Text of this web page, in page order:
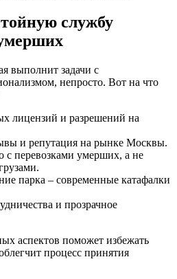
службу
выполнит задачи с
непросто. Вот на что
лицензий и разрешений на
и репутация на рынке Москвы.
перевозками умерших, а не
парка – современные катафалки
и прозрачное
аспектов поможет избежать
процесс принятия